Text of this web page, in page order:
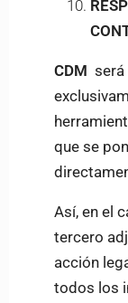
CDM será
que se
Así, en el
tercero
acción
todos los